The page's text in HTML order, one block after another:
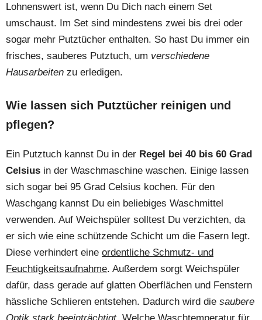
Lohnenswert ist, wenn Du Dich nach einem Set
umschaust. Im Set sind mindestens zwei bis drei oder
sogar mehr Putztücher enthalten. So hast Du immer ein
frisches, sauberes Putztuch, um verschiedene
Hausarbeiten zu erledigen.
Wie lassen sich Putztücher reinigen und
pflegen?
Ein Putztuch kannst Du in der Regel bei 40 bis 60 Grad
Celsius in der Waschmaschine waschen. Einige lassen
sich sogar bei 95 Grad Celsius kochen. Für den
Waschgang kannst Du ein beliebiges Waschmittel
verwenden. Auf Weichspüler solltest Du verzichten, da
er sich wie eine schützende Schicht um die Fasern legt.
Diese verhindert eine ordentliche Schmutz- und
Feuchtigkeitsaufnahme. Außerdem sorgt Weichspüler
dafür, dass gerade auf glatten Oberflächen und Fenstern
hässliche Schlieren entstehen. Dadurch wird die saubere
Optik stark beeinträchtigt. Welche Waschtemperatur für